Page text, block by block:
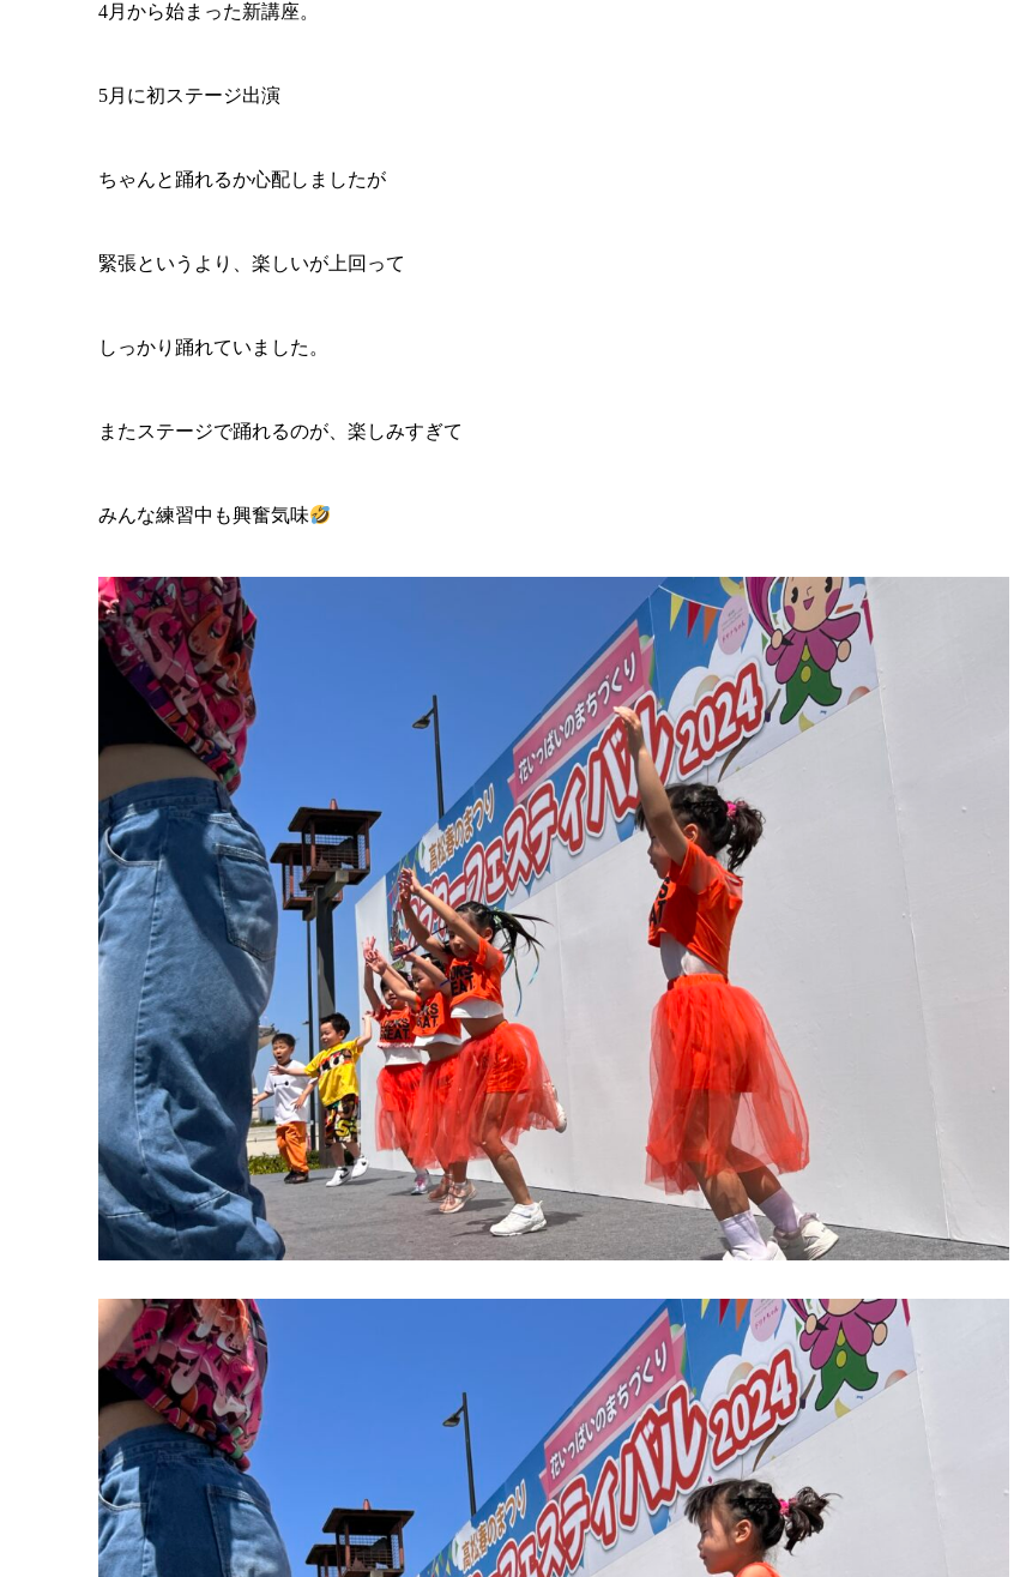
4月から始まった新講座。
5月に初ステージ出演
ちゃんと踊れるか心配しましたが
緊張というより、楽しいが上回って
しっかり踊れていました。
またステージで踊れるのが、楽しみすぎて
みんな練習中も興奮気味